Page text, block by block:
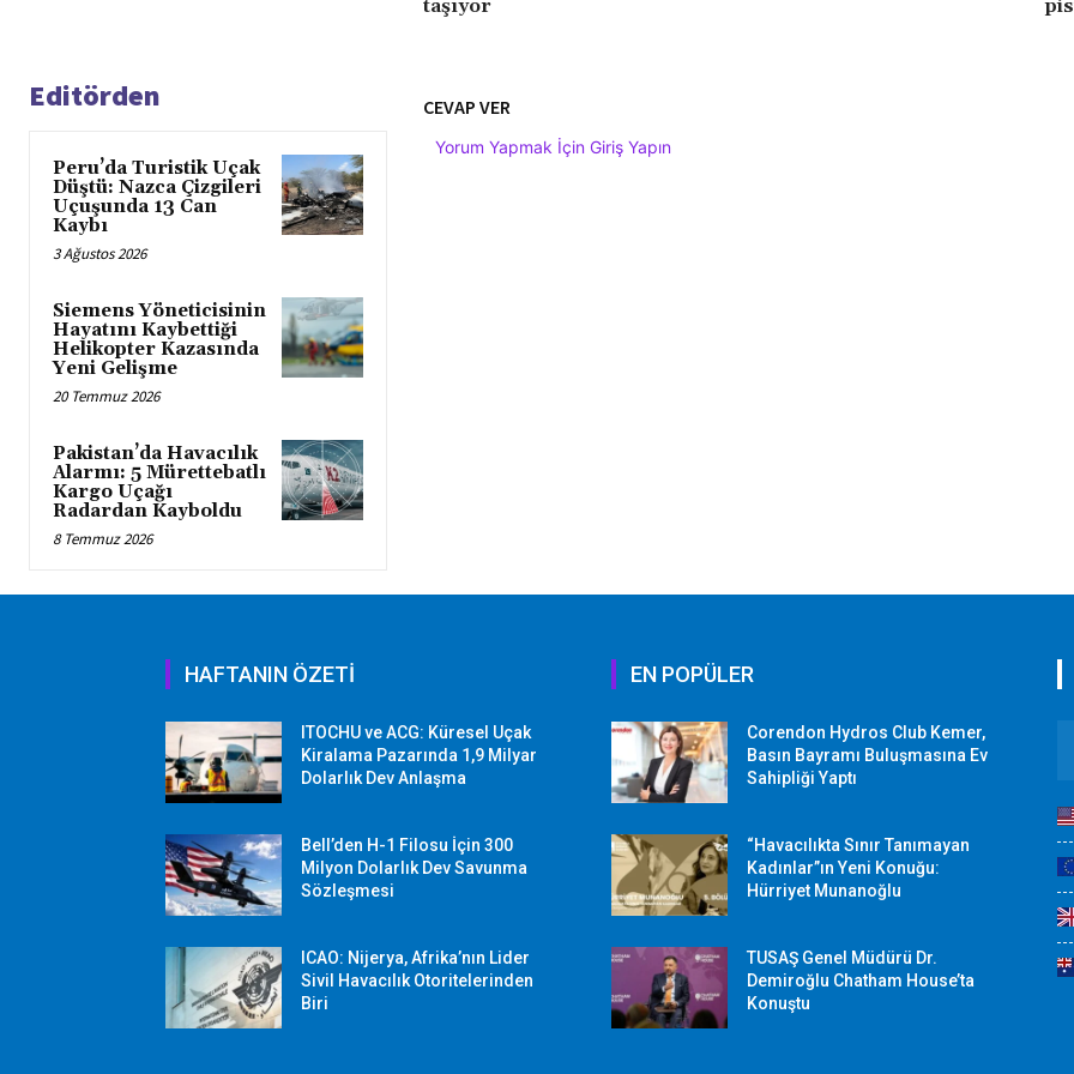
taşıyor
Editörden
Peru’da Turistik Uçak
Düştü: Nazca Çizgileri
Uçuşunda 13 Can
Kaybı
3 Ağustos 2026
Siemens Yöneticisinin
Hayatını Kaybettiği
Helikopter Kazasında
Yeni Gelişme
20 Temmuz 2026
Pakistan’da Havacılık
Alarmı: 5 Mürettebatlı
Kargo Uçağı
Radardan Kayboldu
8 Temmuz 2026
CEVAP VER
Yorum Yapmak İçin Giriş Yapın
HAFTANIN ÖZETİ
ITOCHU ve ACG: Küresel Uçak
Kiralama Pazarında 1,9 Milyar
Dolarlık Dev Anlaşma
Bell’den H-1 Filosu İçin 300
Milyon Dolarlık Dev Savunma
Sözleşmesi
ICAO: Nijerya, Afrika’nın Lider
Sivil Havacılık Otoritelerinden
Biri
EN POPÜLER
Corendon Hydros Club Kemer,
Basın Bayramı Buluşmasına Ev
Sahipliği Yaptı
“Havacılıkta Sınır Tanımayan
Kadınlar”ın Yeni Konuğu:
Hürriyet Munanoğlu
TUSAŞ Genel Müdürü Dr.
Demiroğlu Chatham House’ta
Konuştu